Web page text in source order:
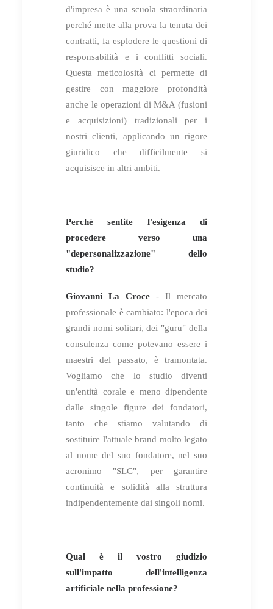
d'impresa è una scuola straordinaria
perché mette alla prova la tenuta dei
contratti, fa esplodere le questioni di
responsabilità e i conflitti sociali.
Questa meticolosità ci permette di
gestire con maggiore profondità
anche le operazioni di M&A (fusioni
e acquisizioni) tradizionali per i
nostri clienti, applicando un rigore
giuridico che difficilmente si
acquisisce in altri ambiti.
Perché sentite l'esigenza di
procedere verso una
"depersonalizzazione" dello
studio?
Giovanni La Croce - Il mercato
professionale è cambiato: l'epoca dei
grandi nomi solitari, dei "guru" della
consulenza come potevano essere i
maestri del passato, è tramontata.
Vogliamo che lo studio diventi
un'entità corale e meno dipendente
dalle singole figure dei fondatori,
tanto che stiamo valutando di
sostituire l'attuale brand molto legato
al nome del suo fondatore, nel suo
acronimo "SLC", per garantire
continuità e solidità alla struttura
indipendentemente dai singoli nomi.
Qual è il vostro giudizio
sull'impatto dell'intelligenza
artificiale nella professione?